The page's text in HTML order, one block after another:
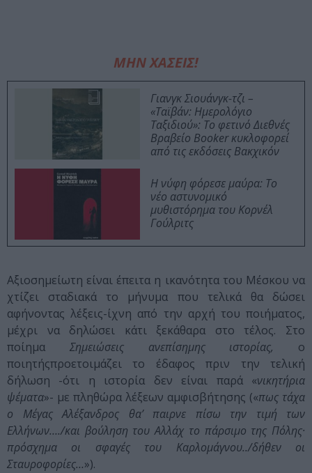
ΜΗΝ ΧΑΣΕΙΣ!
Γιανγκ Σιουάνγκ-τζι –
«Ταϊβάν: Ημερολόγιο
Ταξιδιού»: Το φετινό Διεθνές
Βραβείο Booker κυκλοφορεί
από τις εκδόσεις Βακχικόν
Η νύφη φόρεσε μαύρα: Το
νέο αστυνομικό
μυθιστόρημα του Κορνέλ
Γούλριτς
Αξιοσημείωτη είναι έπειτα η ικανότητα του Μέσκου να
χτίζει σταδιακά το μήνυμα που τελικά θα δώσει
αφήνοντας λέξεις-ίχνη από την αρχή του ποιήματος,
μέχρι να δηλώσει κάτι ξεκάθαρα στο τέλος. Στο
ποίημα Σημειώσεις ανεπίσημης ιστορίας, ο
ποιητήςπροετοιμάζει το έδαφος πριν την τελική
δήλωση -ότι η ιστορία δεν είναι παρά «νικητήρια
ψέματα»- με πληθώρα λέξεων αμφισβήτησης («πως τάχα
ο Μέγας Αλέξανδρος θα’ παιρνε πίσω την τιμή των
Ελλήνων…./και βούληση του Αλλάχ το πάρσιμο της Πόλης·
πρόσχημα οι σφαγές του Καρλομάγνου../δήθεν οι
Σταυροφορίες…»).